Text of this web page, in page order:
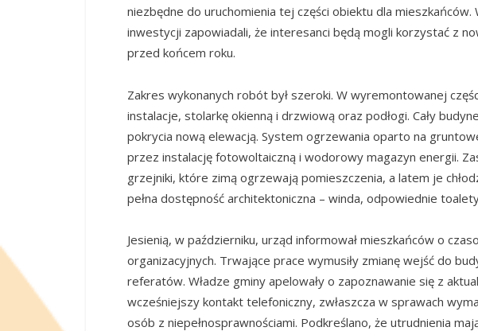
niezbędne do uruchomienia tej części obiektu dla
inwestycji zapowiadali, że interesanci będą mogli korzystać z
przed końcem roku.
Zakres wykonanych robót był szeroki. W wyremontowanej
instalacje, stolarkę okienną i drzwiową oraz podłogi. Cały
pokrycia nową elewacją. System ogrzewania oparto na
przez instalację fotowoltaiczną i wodorowy magazyn energii.
grzejniki, które zimą ogrzewają pomieszczenia, a latem je
pełna dostępność architektoniczna – winda, odpowiednie
Jesienią, w październiku, urząd informował mieszkańców o
organizacyjnych. Trwające prace wymusiły zmianę wejść do
referatów. Władze gminy apelowały o zapoznawanie się z
wcześniejszy kontakt telefoniczny, zwłaszcza w sprawach
osób z niepełnosprawnościami. Podkreślano, że utrudnienia